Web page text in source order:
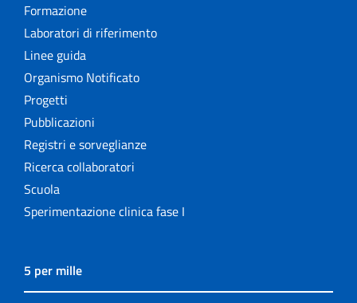
Formazione
Laboratori di riferimento
Linee guida
Organismo Notificato
Progetti
Pubblicazioni
Registri e sorveglianze
Ricerca collaboratori
Scuola
Sperimentazione clinica fase I
5 per mille